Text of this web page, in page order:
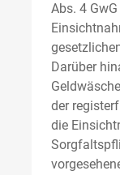
Abs. 4
Darüber
der
die